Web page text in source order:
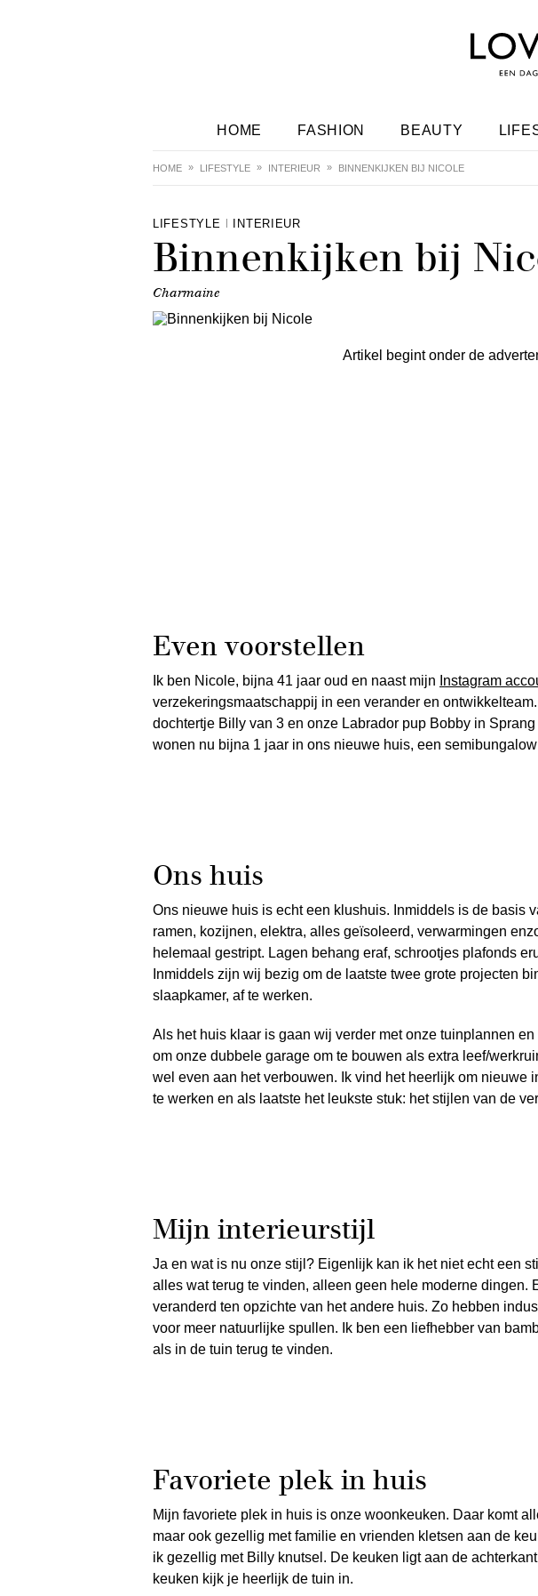
HOME FASHION BEAUTY
HOME LIFESTYLE INTERIEUR BINNENKIJKEN BIJ NICOLE
LIFESTYLE INTERIEUR
Binnenkijken bij
Charmaine
Artikel begint onder de
Even voorstellen
Ik ben Nicole, bijna 41 jaar oud en naast mijn Instagram
verzekeringsmaatschappij in een verander en
dochtertje Billy van 3 en onze Labrador pup Bobby in
wonen nu bijna 1 jaar in ons nieuwe huis, een
Ons huis
Ons nieuwe huis is echt een klushuis. Inmiddels is de basis
ramen, kozijnen, elektra, alles geïsoleerd, verwarmingen
helemaal gestript. Lagen behang eraf, schrootjes plafonds
Inmiddels zijn wij bezig om de laatste twee grote projecten
slaapkamer, af te werken.
Als het huis klaar is gaan wij verder met onze tuinplannen
om onze dubbele garage om te bouwen als extra leef/
wel even aan het verbouwen. Ik vind het heerlijk om nieuwe
te werken en als laatste het leukste stuk: het stijlen van de
Mijn interieurstijl
Ja en wat is nu onze stijl? Eigenlijk kan ik het niet echt een
alles wat terug te vinden, alleen geen hele moderne dingen.
veranderd ten opzichte van het andere huis. Zo hebben
voor meer natuurlijke spullen. Ik ben een liefhebber van
als in de tuin terug te vinden.
Favoriete plek in huis
Mijn favoriete plek in huis is onze woonkeuken. Daar komt
maar ook gezellig met familie en vrienden kletsen aan de
ik gezellig met Billy knutsel. De keuken ligt aan de
keuken kijk je heerlijk de tuin in.